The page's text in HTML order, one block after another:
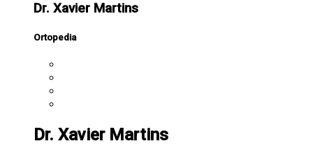
Dr. Xavier Martins
Ortopedia
Dr. Xavier Martins